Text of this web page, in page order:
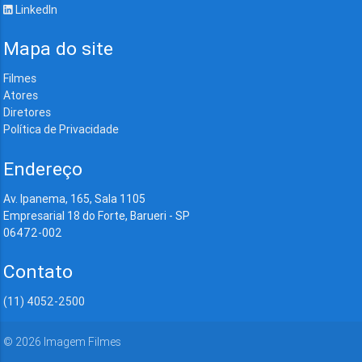
LinkedIn
Mapa do site
Filmes
Atores
Diretores
Política de Privacidade
Endereço
Av. Ipanema, 165, Sala 1105
Empresarial 18 do Forte, Barueri - SP
06472-002
Contato
(11) 4052-2500
© 2026 Imagem Filmes